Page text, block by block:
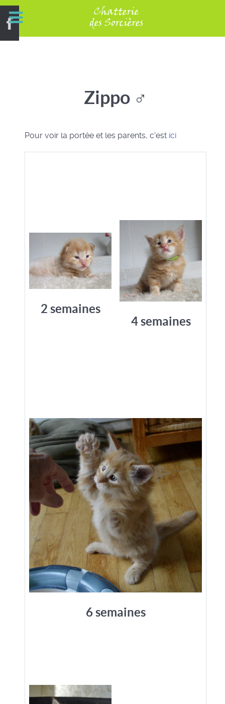
Zippo ♂
Pour voir la portée et les parents, c'est ici
2 semaines
4 semaines
6 semaines